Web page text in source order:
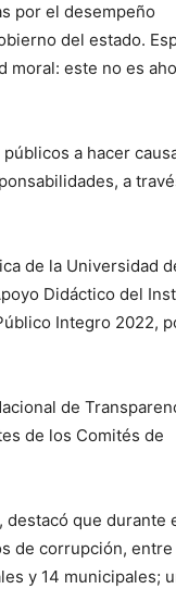
por el desempeño
del estado.
moral: este no es
a hacer
a
de la Universidad
Didáctico del
Integro 2022,
de
de los Comités de
destacó que durante
de corrupción,
y 14 municipales;